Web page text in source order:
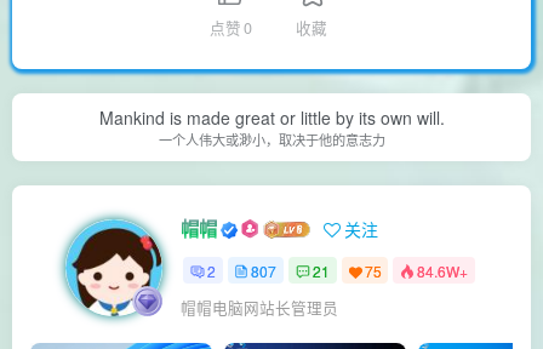
点赞0 收藏
Mankind is made great or little by its own will.
一个人伟大或渺小，取决于他的意志力
帽帽 关注
2 807 21 75 84.6W+
帽帽电脑网站长管理员